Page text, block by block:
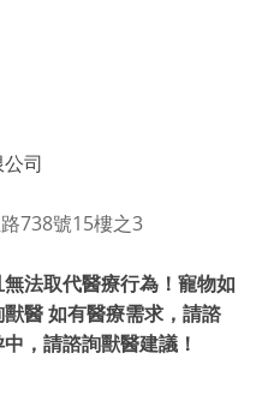
司
738號15樓之3
法取代醫療行為！寵物如
醫 如有醫療需求，請諮
，請諮詢獸醫建議！